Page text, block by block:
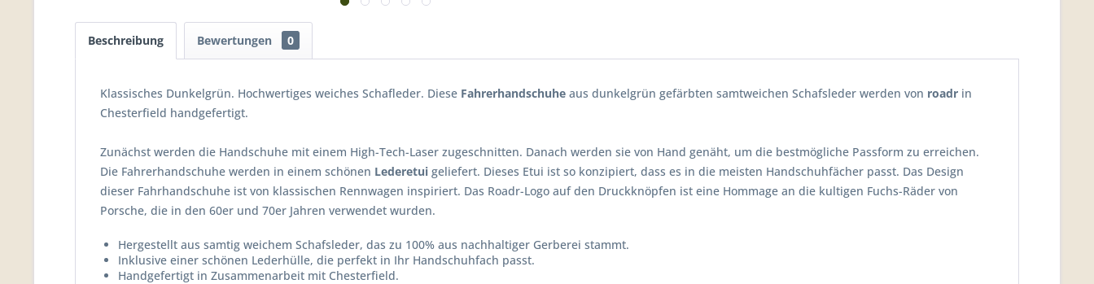
Beschreibung Bewertungen 0
Klassisches Dunkelgrün. Hochwertiges weiches Schafleder. Diese Fahrerhandschuhe aus dunkelgrün gefärbten samtweichen Schafsleder werden von roadr in
Chesterfield handgefertigt.
Zunächst werden die Handschuhe mit einem High-Tech-Laser zugeschnitten. Danach werden sie von Hand genäht, um die bestmögliche Passform zu erreichen.
Die Fahrerhandschuhe werden in einem schönen Lederetui geliefert. Dieses Etui ist so konzipiert, dass es in die meisten Handschuhfächer passt. Das Design
dieser Fahrhandschuhe ist von klassischen Rennwagen inspiriert. Das Roadr-Logo auf den Druckknöpfen ist eine Hommage an die kultigen Fuchs-Räder von
Porsche, die in den 60er und 70er Jahren verwendet wurden.
Hergestellt aus samtig weichem Schafsleder, das zu 100% aus nachhaltiger Gerberei stammt.
Inklusive einer schönen Lederhülle, die perfekt in Ihr Handschuhfach passt.
Handgefertigt in Zusammenarbeit mit Chesterfield.